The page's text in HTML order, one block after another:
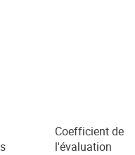
Coefficient de
l'évaluation